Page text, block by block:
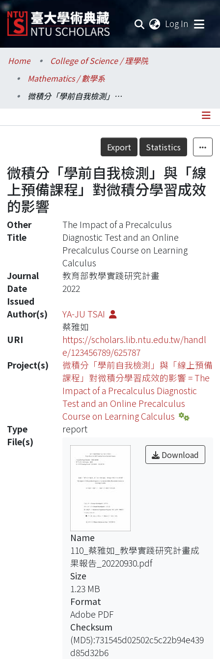
Log In
Communities & Collections
Research Outputs
Statistics
Home
College of Science / 理學院
Mathematics / 數學系
微積分「學前自我檢測」與「線上預備課程」對微積分學習成效的影響
Details
Export Statistics
微積分「學前自我檢測」與「線
上預備課程」對微積分學習成效
的影響
Other
Title
The Impact of a Precalculus
Diagnostic Test and an Online
Precalculus Course on Learning
Calculus
Journal
教育部教學實踐研究計畫
Date
Issued
2022
Author(s)
YA-JU TSAI
蔡雅如
URI
https://scholars.lib.ntu.edu.tw/handl
e/123456789/625787
Project(s)
微積分「學前自我檢測」與「線上預備
課程」對微積分學習成效的影響 = The
Impact of a Precalculus Diagnostic
Test and an Online Precalculus
Course on Learning Calculus
Type
report
File(s)
Download
Name
110_蔡雅如_教學實踐研究計畫成
果報告_20220930.pdf
Size
1.23 MB
Format
Adobe PDF
Checksum
(MD5):731545d02502c5c22b94e439
d85d32b6